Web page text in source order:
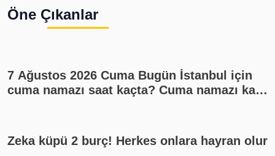
Öne Çıkanlar
7 Ağustos 2026 Cuma Bugün İstanbul için
cuma namazı saat kaçta? Cuma namazı kaç
Zeka küpü 2 burç! Herkes onlara hayran olur